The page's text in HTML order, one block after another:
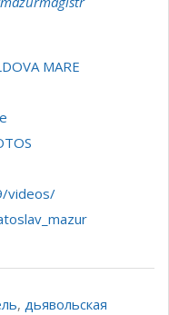
MARE
videos/
, дьявольская